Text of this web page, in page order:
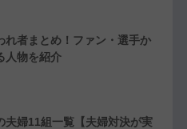
れ者まとめ！ファン・選手か
人物を紹介
夫婦11組一覧【夫婦対決が実